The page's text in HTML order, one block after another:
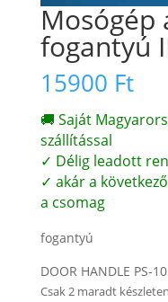
Mosógép
fogantyú
15900 Ft
🚚 Saját
szállítással
✓ Délig leadott
✓ akár a
a csomag
fogantyú
DOOR HANDLE PS-
Csak 2 maradt készleten